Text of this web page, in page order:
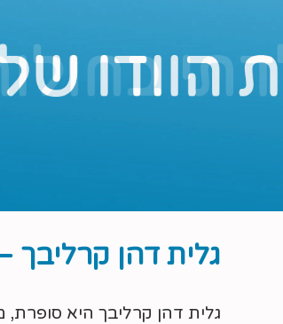
גלית דהן קרליבך
גלית דהן קרליבך היא